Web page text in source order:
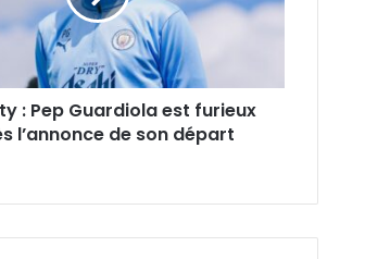
: Pep Guardiola est furieux
l’annonce de son départ